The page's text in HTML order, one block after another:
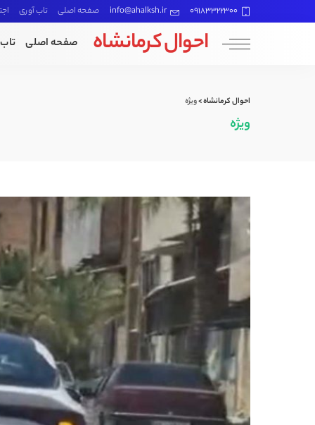
09183322300
info@ahalksh.ir صفحه اصلی تاب آوری
احوال کرمانشاه صفحه اصلی
احوال کرمانشاه>ویژه
ویژه